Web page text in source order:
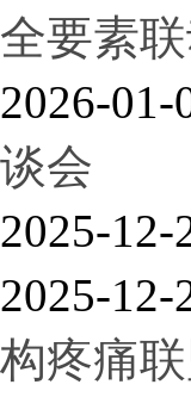
全要素
2026-01-
谈会
2025-12-
2025-12-
构疼痛